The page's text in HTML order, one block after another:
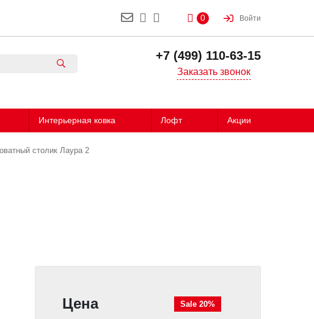
0 Войти
+7 (499) 110-63-15
Заказать звонок
Интерьерная ковка Лофт Акции
столик Лаура 2
Цена Sale 20%